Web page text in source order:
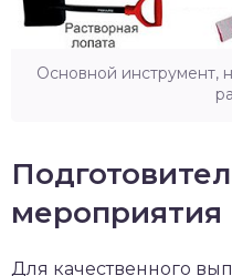
Основной инструмент,
мероприятия
Для качественного